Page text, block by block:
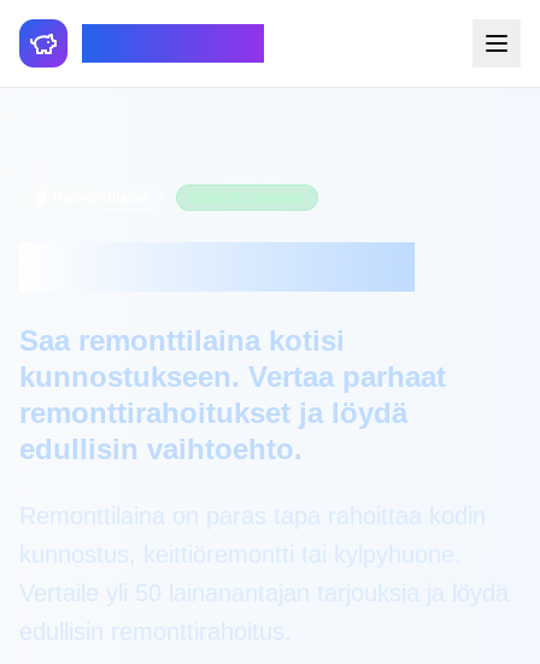
Saa remonttilaina kotisi
kunnostukseen. Vertaa parhaat
remonttirahoitukset ja löydä
edullisin vaihtoehto.
Remonttilaina on paras tapa rahoittaa kodin
kunnostus, keittiöremontti tai kylpyhuone.
Vertaile yli 50 lainanantajan tarjouksia ja löydä
edullisin remonttirahoitus.